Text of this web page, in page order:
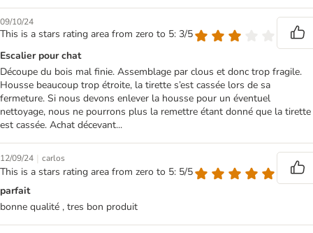
09/10/24
This is a stars rating area from zero to 5: 3/5
Escalier pour chat
Découpe du bois mal finie. Assemblage par clous et donc trop fragile.
Housse beaucoup trop étroite, la tirette s’est cassée lors de sa
fermeture. Si nous devons enlever la housse pour un éventuel
nettoyage, nous ne pourrons plus la remettre étant donné que la tirette
est cassée. Achat décevant...
12/09/24 | carlos
This is a stars rating area from zero to 5: 5/5
parfait
bonne qualité , tres bon produit